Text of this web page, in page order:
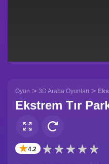
Oyun > 3D Araba Oyunları >
Ekstrem Tır
✭4.2